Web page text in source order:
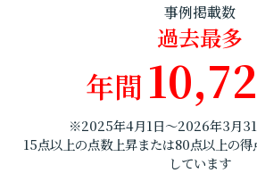
事例掲載数
過去最多
年間
※2025年4月1日～2026年3月
15点以上の点数上昇または80点以上の得
しています